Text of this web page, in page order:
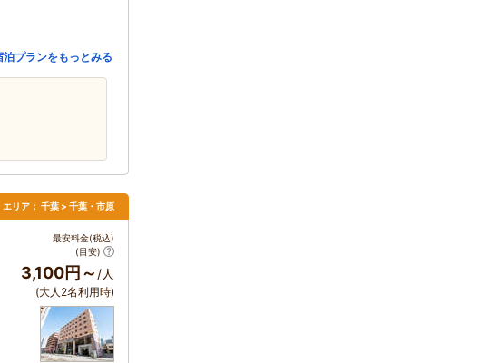
泊プランをもっとみる
エリア： 千葉 > 千葉・市原
最安料金(税込)
(目安)
3,100円～ /人
(大人2名利用時)